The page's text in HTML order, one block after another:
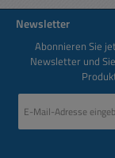
Newsletter
Abonnieren Sie
Newsletter und
Mail-